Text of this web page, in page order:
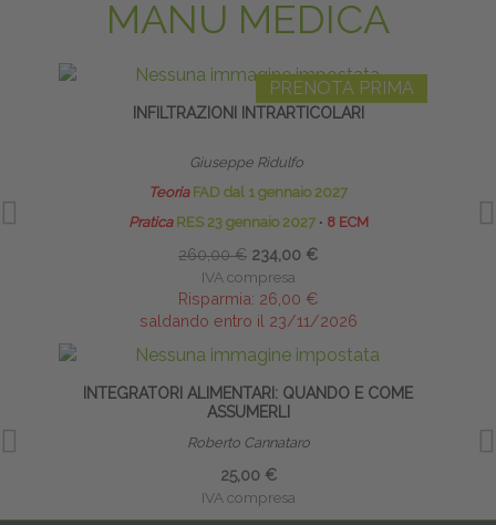
MANU MEDICA
PRENOTA PRIMA
INFILTRAZIONI INTRARTICOLARI
Giuseppe Ridulfo
Teoria FAD dal 1 gennaio 2027
PraticaRES 23 gennaio 2027 ∙ 8 ECM
260,00 € 234,00 €
IVA compresa
Risparmia: 26,00 €
saldando entro il 23/11/2026
INTEGRATORI ALIMENTARI: QUANDO E COME
ASSUMERLI
Roberto Cannataro
25,00 €
IVA compresa